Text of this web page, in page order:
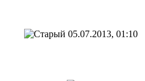
05.07.2013, 01:10